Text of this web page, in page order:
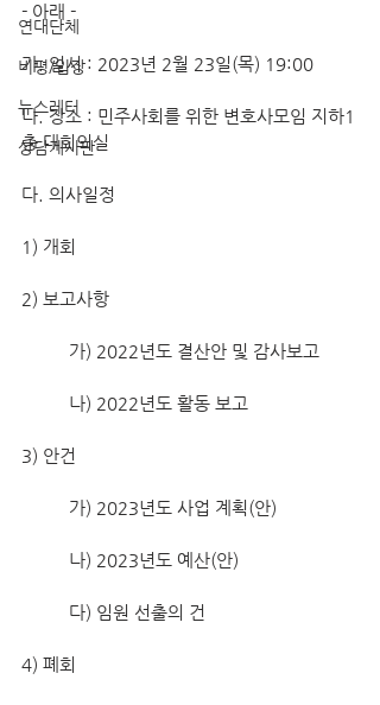
연대단체
비평/입장
뉴스레터
상담게시판
- 아래 -
가. 일시 : 2023년 2월 23일(목) 19:00
나. 장소 : 민주사회를 위한 변호사모임 지하1
층 대회의실
다. 의사일정
1) 개회
2) 보고사항
	가) 2022년도 결산안 및 감사보고
	나) 2022년도 활동 보고
3) 안건
	가) 2023년도 사업 계획(안)
	나) 2023년도 예산(안)
	다) 임원 선출의 건
4) 폐회